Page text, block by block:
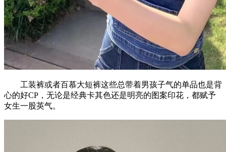
工装裤或者百慕大短裤这些总带着男孩子气的单品也是背
心的好CP，无论是经典卡其色还是明亮的图案印花，都赋予
女生一股英气。